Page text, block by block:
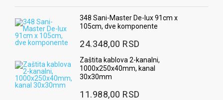
348 Sani-Master De-lux 91cm x
105cm, dve komponente
24.348,00 RSD
Zaštita kablova 2-kanalni,
1000x250x40mm, kanal
30x30mm
11.988,00 RSD